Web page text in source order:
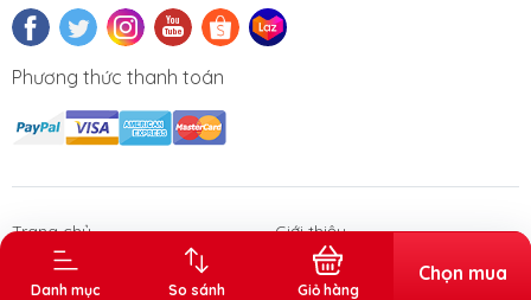
nghiệp
Danh mục So sánh Giỏ hàng
Chọn mua
Phương thức thanh toán
Trang chủ
Giới thiệu
Sản phẩm